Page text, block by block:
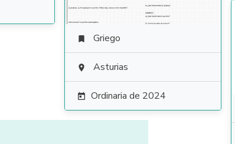
 Griego
 Asturias
 Ordinaria de 2024